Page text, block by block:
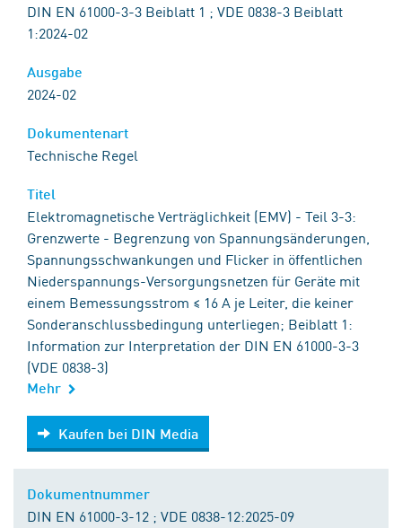
DIN EN 61000-3-3 Beiblatt 1 ; VDE 0838-3 Beiblatt
1:2024-02
2024-02
Technische Regel
Elektromagnetische Verträglichkeit (EMV) - Teil 3-3:
Grenzwerte - Begrenzung von Spannungsänderungen,
Spannungsschwankungen und Flicker in öffentlichen
Niederspannungs-Versorgungsnetzen für Geräte mit
einem Bemessungsstrom ≤ 16 A je Leiter, die keiner
Sonderanschlussbedingung unterliegen; Beiblatt 1:
Information zur Interpretation der DIN EN 61000-3-3
(VDE 0838-3)
Mehr
Kaufen bei DIN Media
Kaufen bei DIN Media
DIN EN 61000-3-12 ; VDE 0838-12:2025-09